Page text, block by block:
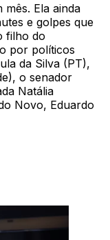
mês. Ela ainda
e golpes que
filho do
por políticos
da Silva (PT),
o senador
Natália
Novo, Eduardo